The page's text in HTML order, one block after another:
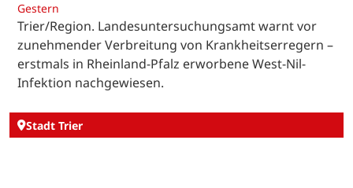
Gestern
Trier/Region. Landesuntersuchungsamt warnt vor
zunehmender Verbreitung von Krankheitserregern –
erstmals in Rheinland-Pfalz erworbene West-Nil-
Infektion nachgewiesen.
Stadt Trier